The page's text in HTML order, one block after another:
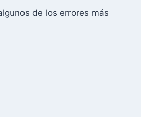
de los errores más